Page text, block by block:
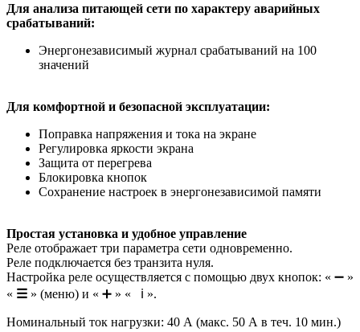
Для анализа питающей сети по характеру аварийных
срабатываний:
Энергонезависимый журнал срабатываний на 100
значений
Для комфортной и безопасной эксплуатации:
Поправка напряжения и тока на экране
Регулировка яркости экрана
Защита от перегрева
Блокировка кнопок
Сохранение настроек в энергонезависимой памяти
Простая установка и удобное управление
Реле отображает три параметра сети одновременно.
Реле подключается без транзита нуля.
Настройка реле осуществляется с помощью двух кнопок: « ➖ »
« ☰ » (меню) и « ➕ » « ℹ️ ».
Номинальный ток нагрузки: 40 А (макс. 50 А в теч. 10 мин.)